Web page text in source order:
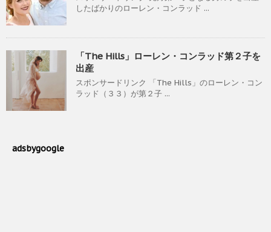
したばかりのローレン・コンラッド ...
「The Hills」ローレン・コンラッド第２子を
出産
スポンサードリンク 「The Hills」のローレン・コン
ラッド（３３）が第２子 ...
adsbygoogle